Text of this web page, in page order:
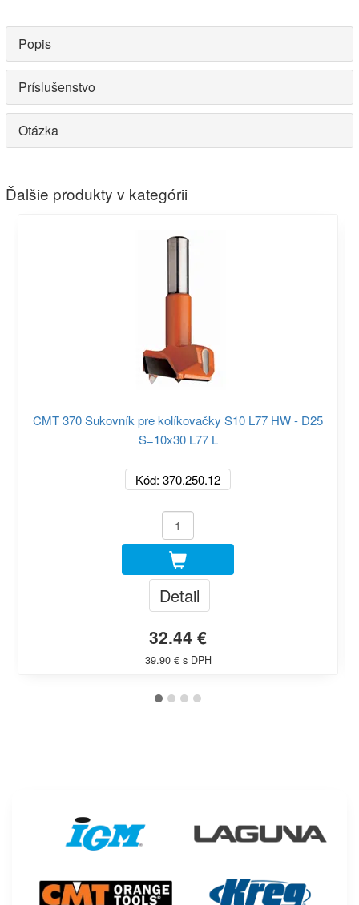
Popis
Príslušenstvo
Otázka
Ďalšie produkty v kategórii
CMT 370 Sukovník pre kolíkovačky S10 L77 HW - D25
S=10x30 L77 L
Kód: 370.250.12
Detail
32.44 €
39.90 € s DPH